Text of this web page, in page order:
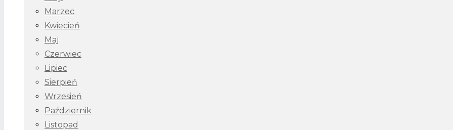
Marzec
Kwiecień
Maj
Czerwiec
Lipiec
Sierpień
Wrzesień
Październik
Listopad